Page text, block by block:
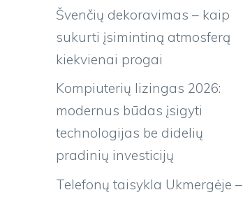
Švenčių dekoravimas – kaip
sukurti įsimintiną atmosferą
kiekvienai progai
Kompiuterių lizingas 2026:
modernus būdas įsigyti
technologijas be didelių
pradinių investicijų
Telefonų taisykla Ukmergėje –